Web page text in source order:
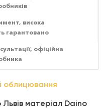
висока
гарантовано
офіційна
облицювання
матеріал Daino